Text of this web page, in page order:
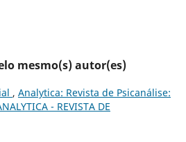
mesmo(s) autor(es)
, Analytica: Revista de Psicanálise:
- REVISTA DE